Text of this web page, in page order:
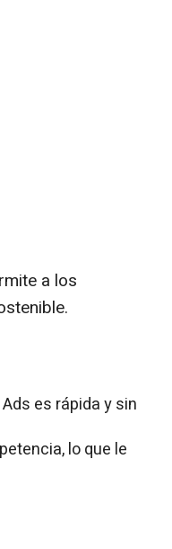
a los
es rápida y sin
lo que le